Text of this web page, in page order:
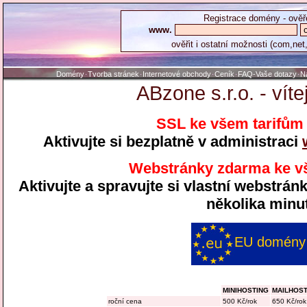
Registrace domény -
www.
ověřit i ostatní možnosti
Domény·Tvorba stránek · Internetové obchody·Ceník · FAQ-Vaše dotazy·
ABzone s.r.o. -
SSL ke všem
Aktivujte si bezplatně v administraci
Webstránky zdarma ke
Aktivujte a spravujte si vlastní
několika
EU domény
MINIHOSTING
roční cena
500 Kč/rok 650 Kč/rok